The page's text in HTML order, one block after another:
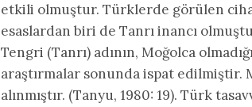
etkili olmuştur. Türklerde görülen
esaslardan biri de Tanrı inancı
Tengri (Tanrı) adının, Moğolca
araştırmalar sonunda ispat edilmiştir.
alınmıştır. (Tanyu, 1980: 19). Türk